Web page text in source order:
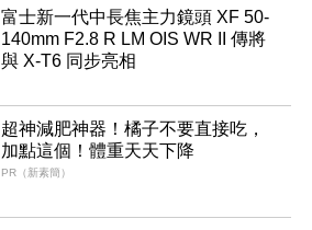
富士新一代中長焦主力鏡頭 XF 50-
140mm F2.8 R LM OIS WR II 傳將
與 X-T6 同步亮相
超神減肥神器！橘子不要直接吃，
加點這個！體重天天下降
PR（新素簡）